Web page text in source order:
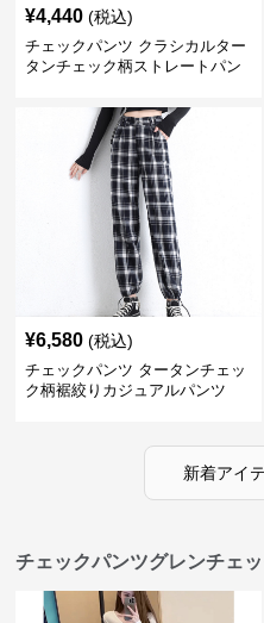
¥4,440 (税込)
チェックパンツ クラシカルター
タンチェック柄ストレートパン
¥6,580 (税込)
チェックパンツ タータンチェッ
ク柄裾絞りカジュアルパンツ
新着アイ
チェックパンツグレンチェ